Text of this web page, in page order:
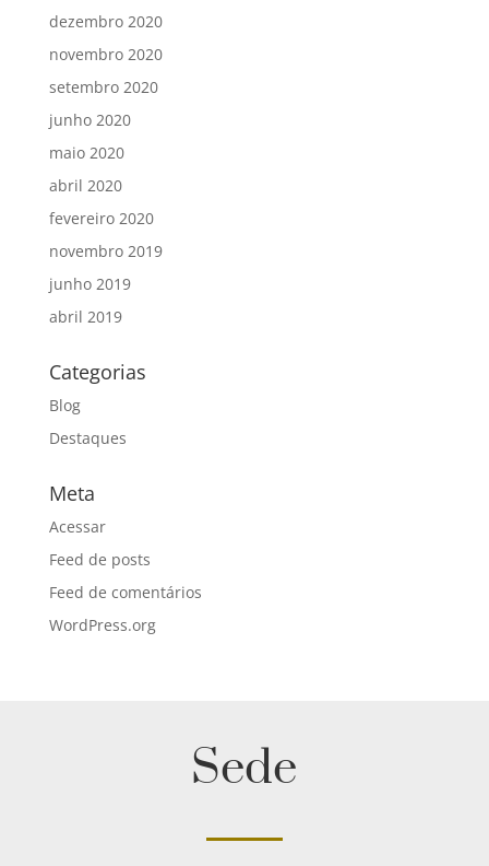
dezembro 2020
novembro 2020
setembro 2020
junho 2020
maio 2020
abril 2020
fevereiro 2020
novembro 2019
junho 2019
abril 2019
Categorias
Blog
Destaques
Meta
Acessar
Feed de posts
Feed de comentários
WordPress.org
Sede